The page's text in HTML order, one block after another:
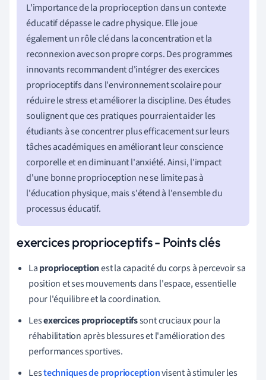
L'importance de la proprioception dans un contexte
éducatif dépasse le cadre physique. Elle joue
également un rôle clé dans la concentration et la
reconnexion avec son propre corps. Des programmes
innovants recommandent d'intégrer des exercices
proprioceptifs dans l'environnement scolaire pour
réduire le stress et améliorer la discipline. Des études
soulignent que ces pratiques pourraient aider les
étudiants à se concentrer plus efficacement sur leurs
tâches académiques en améliorant leur conscience
corporelle et en diminuant l'anxiété. Ainsi, l'impact
d'une bonne proprioception ne se limite pas à
l'éducation physique, mais s'étend à l'ensemble du
processus éducatif.
exercices proprioceptifs - Points clés
Laproprioceptionest la capacité du corps à percevoir sa
position et ses mouvements dans l'espace, essentielle
pour l'équilibre et la coordination.
Lesexercices proprioceptifssont cruciaux pour la
réhabilitation après blessures et l'amélioration des
performances sportives.
Lestechniques de proprioceptionvisent à stimuler les